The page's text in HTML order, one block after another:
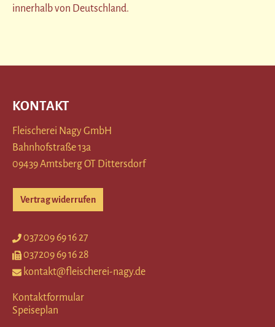
innerhalb von Deutschland.
KONTAKT
Fleischerei Nagy GmbH
Bahnhofstraße 13a
09439 Amtsberg OT Dittersdorf
Vertrag widerrufen
037209 69 16 27
037209 69 16 28
kontakt@fleischerei-nagy.de
Kontaktformular
Speiseplan